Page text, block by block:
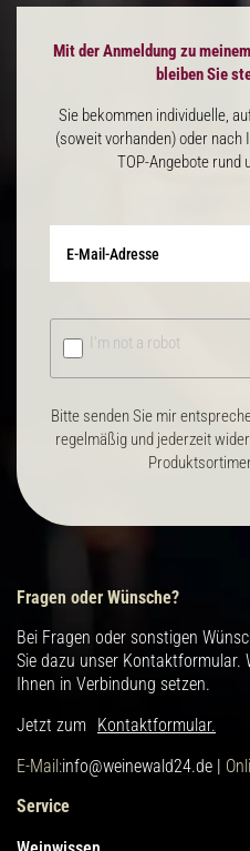
Service
Fragen oder Wünsche?
Bei Fragen oder sonstigen
Sie dazu unser Kontaktformular.
Ihnen in Verbindung setzen.
Jetzt zum
Kontaktformular.
E-Mail:info@weinewald24.de |
Mit der Anmeldung zu
bleiben Sie
Sie bekommen individuelle,
(soweit vorhanden) oder nach
TOP-Angebote rund
I'm not a robot
Bitte senden Sie mir
regelmäßig und jederzeit